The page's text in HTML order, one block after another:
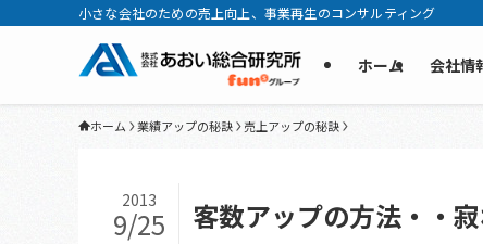
小さな会社のための売上向上、事業再生のコンサルティング
ホーム 会社情
ホーム 業績アップの秘訣 売上アップの秘訣
客数アップの方法・・
2013
9/25